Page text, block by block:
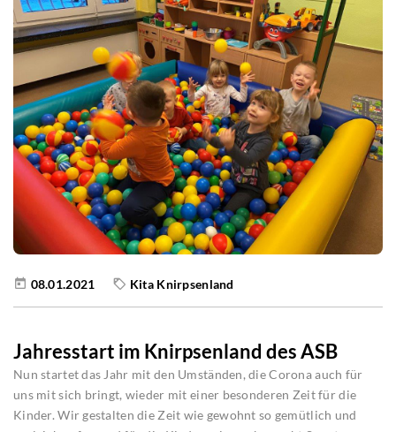
08.01.2021 Kita Knirpsenland
Jahresstart im Knirpsenland des ASB
Nun startet das Jahr mit den Umständen, die Corona auch für
uns mit sich bringt, wieder mit einer besonderen Zeit für die
Kinder. Wir gestalten die Zeit wie gewohnt so gemütlich und